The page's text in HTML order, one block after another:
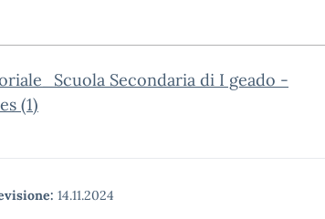
Secondaria di I geado -
(1)
14.11.2024